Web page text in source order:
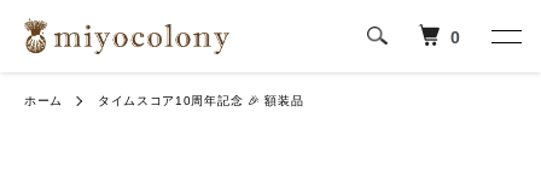
0
ホーム タイムスコア10周年記念 🎉 額装品